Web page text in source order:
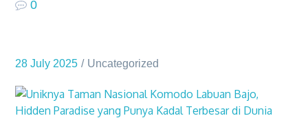
0
28 July 2025 Uncategorized